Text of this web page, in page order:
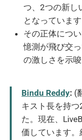
つ、2つの新し
となっています
その正体につ
憶測が飛び交
の激しさを示唆
Bindu Reddy: (
キスト長を持
た。現在、
価しています